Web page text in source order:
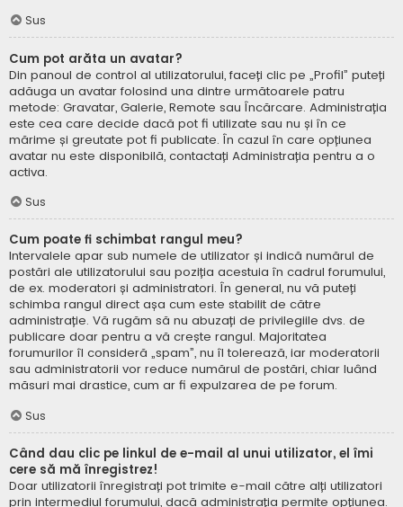
Sus
Cum pot arăta un avatar?
Din panoul de control al utilizatorului, faceți clic pe „Profil” puteți
adăuga un avatar folosind una dintre următoarele patru
metode: Gravatar, Galerie, Remote sau Încărcare. Administrația
este cea care decide dacă pot fi utilizate sau nu și în ce
mărime și greutate pot fi publicate. În cazul în care opțiunea
avatar nu este disponibilă, contactați Administrația pentru a o
activa.
Sus
Cum poate fi schimbat rangul meu?
Intervalele apar sub numele de utilizator și indică numărul de
postări ale utilizatorului sau poziția acestuia în cadrul forumului,
de ex. moderatori și administratori. În general, nu vă puteți
schimba rangul direct așa cum este stabilit de către
administrație. Vă rugăm să nu abuzați de privilegiile dvs. de
publicare doar pentru a vă crește rangul. Majoritatea
forumurilor îl consideră „spam”, nu îl tolerează, iar moderatorii
sau administratorii vor reduce numărul de postări, chiar luând
măsuri mai drastice, cum ar fi expulzarea de pe forum.
Sus
Când dau clic pe linkul de e-mail al unui utilizator, el îmi
cere să mă înregistrez!
Doar utilizatorii înregistrați pot trimite e-mail către alți utilizatori
prin intermediul forumului, dacă administrația permite opțiunea.